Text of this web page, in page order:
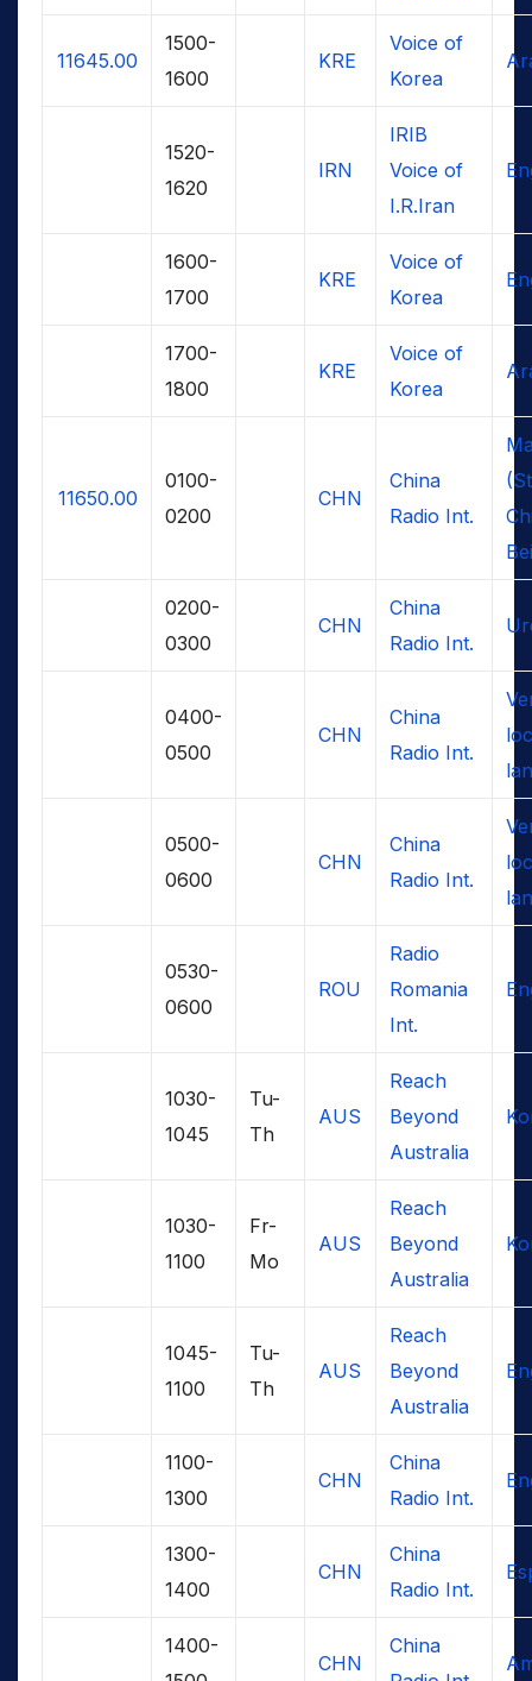
11645.00
1500-
1600
KRE
Voice of
Korea
1520-
1620
IRN
IRIB
Voice of
I.R.Iran
1600-
1700
KRE
Voice of
Korea
1700-
1800
KRE
Voice of
Korea
11650.00
0100-
0200
CHN
China
Radio Int.
0200-
0300
CHN
China
Radio Int.
0400-
0500
CHN
China
Radio Int.
0500-
0600
CHN
China
Radio Int.
0530-
0600
ROU
Radio
Romania
Int.
1030-
1045
Tu-
Th
AUS
Reach
Beyond
Australia
1030-
1100
Fr-
Mo
AUS
Reach
Beyond
Australia
1045-
1100
Tu-
Th
AUS
Reach
Beyond
Australia
1100-
1300
CHN
China
Radio Int.
1300-
1400
CHN
China
Radio Int.
1400-
CHN
China